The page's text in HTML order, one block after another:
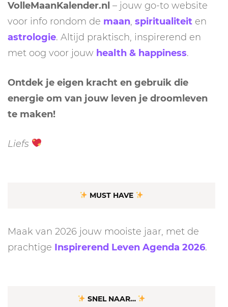
VolleMaanKalender.nl – jouw go-to website
voor info rondom de maan, spiritualiteit en
astrologie. Altijd praktisch, inspirerend en
met oog voor jouw health & happiness.
Ontdek je eigen kracht en gebruik die
energie om van jouw leven je droomleven
te maken!
Liefs
MUST HAVE
Maak van 2026 jouw mooiste jaar, met de
prachtige Inspirerend Leven Agenda 2026.
SNEL NAAR…